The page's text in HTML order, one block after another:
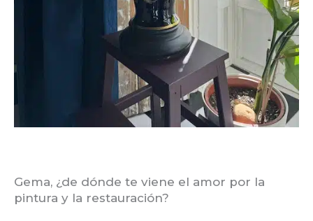
Gema, ¿de dónde te viene el amor por la
pintura y la restauración?